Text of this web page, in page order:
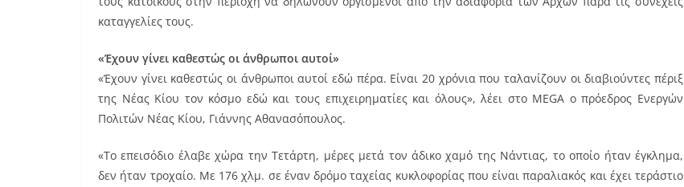
καταγγελίες τους.
«Έχουν γίνει καθεστώς οι άνθρωποι αυτοί»
«Έχουν γίνει καθεστώς οι άνθρωποι αυτοί εδώ πέρα. Είναι 20 χρόνια που ταλανίζουν οι διαβιούντες πέριξ
της Νέας Κίου τον κόσμο εδώ και τους επιχειρηματίες και όλους», λέει στο MEGA ο πρόεδρος Ενεργών
Πολιτών Νέας Κίου, Γιάννης Αθανασόπουλος.
«Το επεισόδιο έλαβε χώρα την Τετάρτη, μέρες μετά τον άδικο χαμό της Νάντιας, το οποίο ήταν έγκλημα,
δεν ήταν τροχαίο. Με 176 χλμ. σε έναν δρόμο ταχείας κυκλοφορίας που είναι παραλιακός και έχει τεράστιο